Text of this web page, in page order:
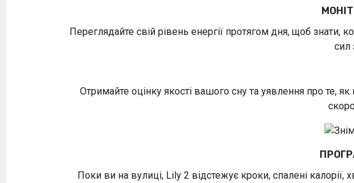
Переглядайте свій рівень енергії протягом дня, щоб
сил
Отримайте оцінку якості вашого сну та уявлення про те,
Поки ви на вулиці, Lily 2 відстежує кроки, спалені